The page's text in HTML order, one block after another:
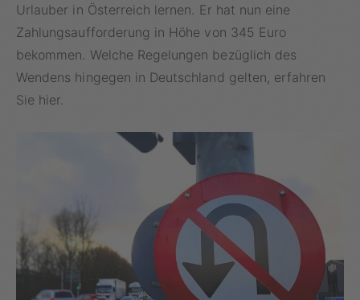
Urlauber in Österreich lernen. Er hat nun eine
Zahlungsaufforderung in Höhe von 345 Euro
bekommen. Welche Regelungen bezüglich des
Wendens hingegen in Deutschland gelten, erfahren
Sie hier.